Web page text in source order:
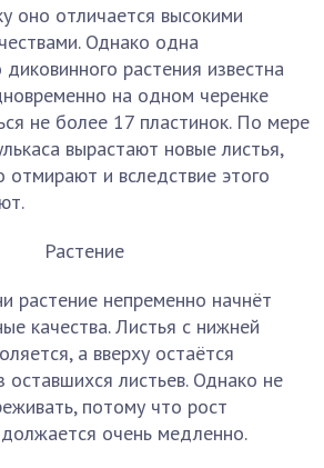
оно отличается высокими
Однако одна
растения известна
на одном черенке
не более 17 пластинок. По мере
вырастают новые листья,
отмирают и вследствие этого
растение непременно начнёт
качества. Листья с нижней
а вверху остаётся
оставшихся листьев. Однако не
потому что рост
очень медленно.